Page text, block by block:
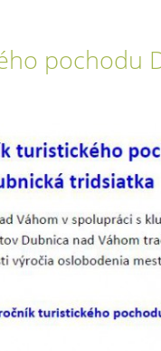
pochodu